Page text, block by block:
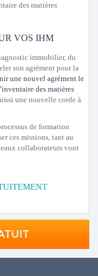
des matières
VOS IHM
immobilier, du
son agrément pour la
une nouvel agrément le
des matières
une nouvelle corde à
de formation
ces missions, tant au
collaborateurs vont